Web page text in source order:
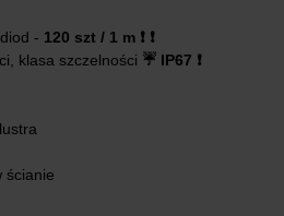
- 120 szt / 1 m ❗️ ❗️
klasa szczelności ☔️ IP67 ❗️
ścianie